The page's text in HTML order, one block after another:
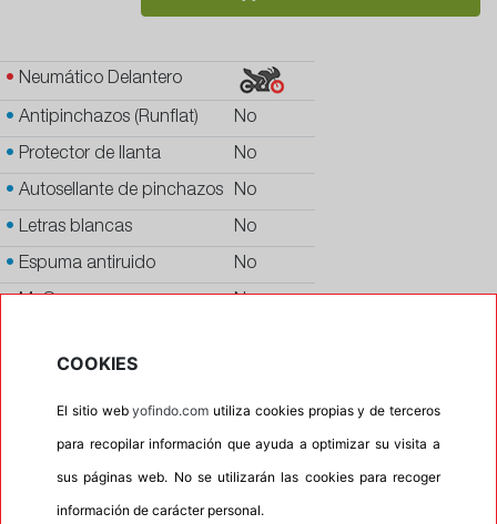
• Neumático Delantero
• Antipinchazos (Runflat) No
• Protector de llanta No
• Autosellante de pinchazos No
• Letras blancas No
• Espuma antiruido No
Calidad PREMIUM
P.O.R. No
Oportunidad No
COOKIES
El sitio webyofindo.com utiliza cookies propias y de terceros
para recopilar información que ayuda a optimizar su visita a
sus páginas web. No se utilizarán las cookies para recoger
información de carácter personal.